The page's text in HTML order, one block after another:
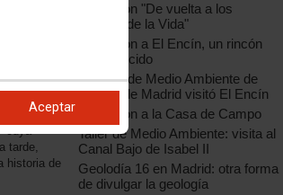
Aceptar
de
tarde,
historia de
Excursión "De vuelta a los
Frentes de la Vida"
Excursión a El Encín, un rincón
desconocido
El Taller de Medio Ambiente de
CCOO de Madrid visitó El Encín
Excursión a la Casa de Campo
Taller de Medio Ambiente: visita al
Canal Bajo de Isabel II
Geolodía 16 en Madrid: otra forma
de divulgar la geología